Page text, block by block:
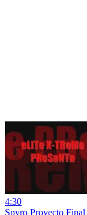
4:30
Spyro Proyecto Final